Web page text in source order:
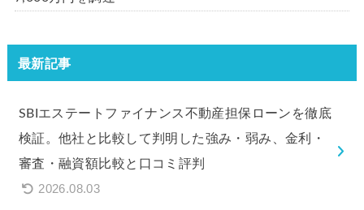
最新記事
SBIエステートファイナンス不動産担保ローンを徹底
検証。他社と比較して判明した強み・弱み、金利・
審査・融資額比較と口コミ評判
2026.08.03